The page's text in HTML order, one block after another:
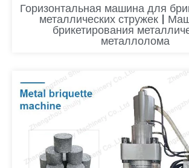
Горизонтальная машина для
металлических стружек |
брикетирования
металлолома